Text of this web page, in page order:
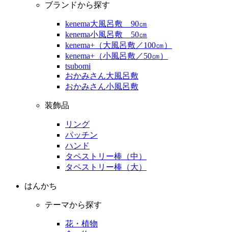
ブランドから探す
kenema大風呂敷 90㎝
kenema小風呂敷 50㎝
kenema+（大風呂敷／100㎝）
kenema+（小風呂敷／50㎝）
tsubomi
おかみさん大風呂敷
おかみさん小風呂敷
装飾品
リング
パッチン
ハンド
タペストリー棒（中）
タペストリー棒（大）
はんかち
テーマから探す
花・植物